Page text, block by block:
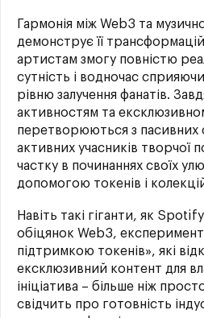
Гармонія між Web3 та
демонструє її
артистам змогу повністю
сутність і водночас
рівню залучення фанатів.
активностям та
перетворюються з пасивних
активних учасників творчої
частку в починаннях своїх
допомогою токенів і
Навіть такі гіганти, як
обіцянок Web3,
підтримкою токенів», які
ексклюзивний контент для
ініціатива – більше ніж
свідчить про готовність